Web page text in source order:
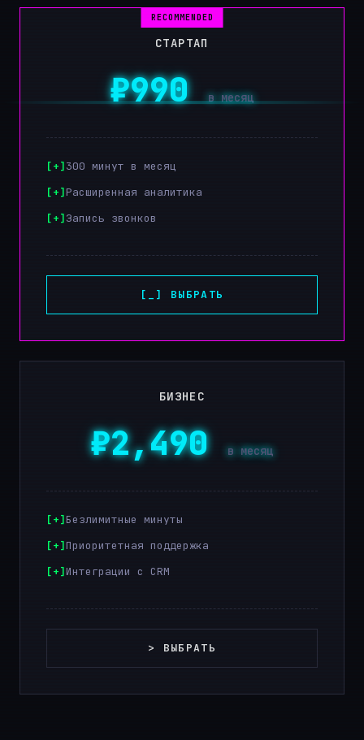
СТАРТАП
₽990в месяц
300 минут в месяц
Расширенная аналитика
Запись звонков
[_] ВЫБРАТЬ
БИЗНЕС
₽2,490в месяц
Безлимитные минуты
Приоритетная поддержка
Интеграции с CRM
> ВЫБРАТЬ